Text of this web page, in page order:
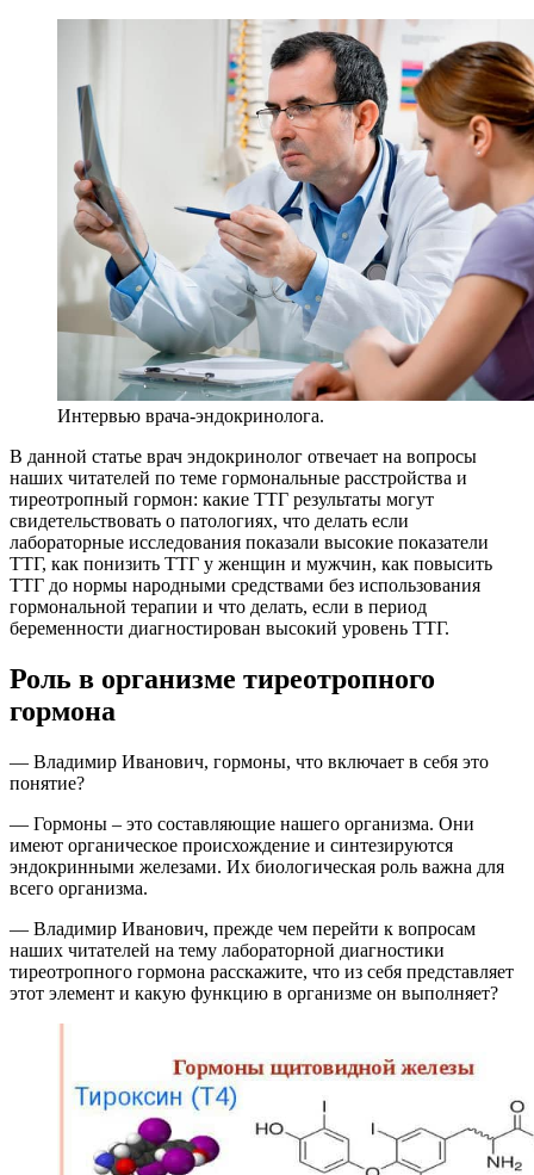
Интервью врача-эндокринолога.
В данной статье врач эндокринолог отвечает на вопросы
наших читателей по теме гормональные расстройства и
тиреотропный гормон: какие ТТГ результаты могут
свидетельствовать о патологиях, что делать если
лабораторные исследования показали высокие показатели
ТТГ, как понизить ТТГ у женщин и мужчин, как повысить
ТТГ до нормы народными средствами без использования
гормональной терапии и что делать, если в период
беременности диагностирован высокий уровень ТТГ.
Роль в организме тиреотропного
гормона
— Владимир Иванович, гормоны, что включает в себя это
понятие?
— Гормоны – это составляющие нашего организма. Они
имеют органическое происхождение и синтезируются
эндокринными железами. Их биологическая роль важна для
всего организма.
— Владимир Иванович, прежде чем перейти к вопросам
наших читателей на тему лабораторной диагностики
тиреотропного гормона расскажите, что из себя представляет
этот элемент и какую функцию в организме он выполняет?